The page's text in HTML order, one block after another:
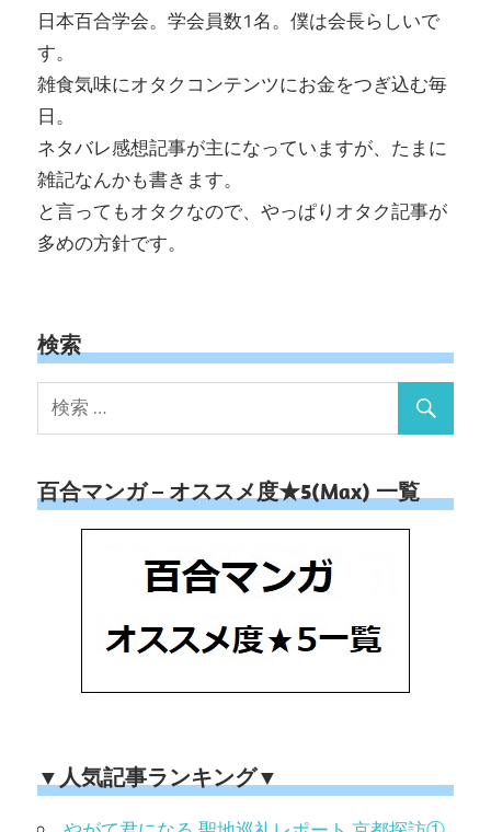
日本百合学会。学会員数1名。僕は会長らしいで
す。
雑食気味にオタクコンテンツにお金をつぎ込む毎
日。
ネタバレ感想記事が主になっていますが、たまに
雑記なんかも書きます。
と言ってもオタクなので、やっぱりオタク記事が
多めの方針です。
検索
百合マンガ – オススメ度★5(Max) 一覧
▼人気記事ランキング▼